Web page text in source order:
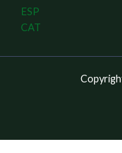
ESP
CAT